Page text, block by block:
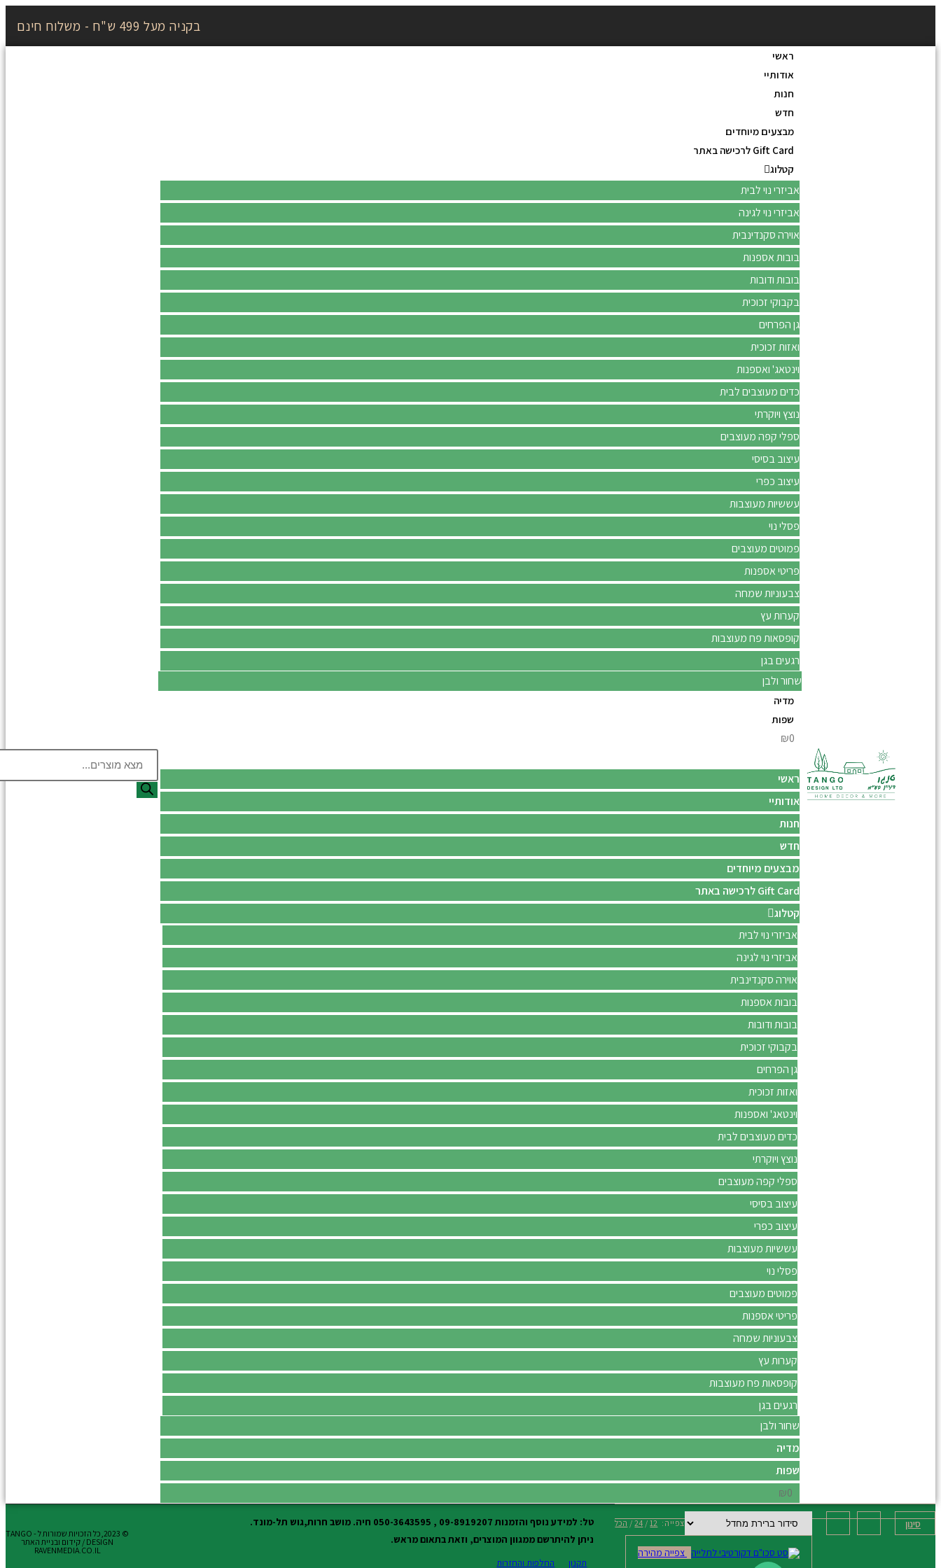
בקניה מעל 499 ש"ח - משלוח חינם
ראשי
אודותיי
חנות
חדש
מבצעים מיוחדים
Gift Card לרכישה באתר
קטלוג
אביזרי נוי לבית
אביזרי נוי לגינה
אוירה סקנדינבית
בובות אספנות
בובות ודובות
בקבוקי זכוכית
גן הפרחים
ואזות זכוכית
וינטאג' ואספנות
כדים מעוצבים לבית
נוצץ ויוקרתי
ספלי קפה מעוצבים
עיצוב בסיסי
עיצוב כפרי
עששיות מעוצבות
פסלי נוי
פמוטים מעוצבים
פריטי אספנות
צבעוניות שמחה
קערות עץ
קופסאות פח מעוצבות
רגעים בגן
שחור ולבן
מדיה
שפות
₪0
ראשי
אודותיי
חנות
חדש
מבצעים מיוחדים
Gift Card לרכישה באתר
קטלוג
אביזרי נוי לבית
אביזרי נוי לגינה
אוירה סקנדינבית
בובות אספנות
בובות ודובות
בקבוקי זכוכית
גן הפרחים
ואזות זכוכית
וינטאג' ואספנות
כדים מעוצבים לבית
נוצץ ויוקרתי
ספלי קפה מעוצבים
עיצוב בסיסי
עיצוב כפרי
עששיות מעוצבות
פסלי נוי
פמוטים מעוצבים
פריטי אספנות
צבעוניות שמחה
קערות עץ
קופסאות פח מעוצבות
רגעים בגן
שחור ולבן
מדיה
שפות
₪0
סינון צפייה: 12
24 הכל
צפייה מהירה
טל: למידע נוסף והזמנות 09-8919207 , 050-3643595 חיה. מושב חרות,גוש תל-מונד.
ניתן להיתרשם ממגוון המוצרים, וזאת בתאום מראש.
תקנון החלפות והחזרות
© 2023,כל הזכויות שמורות ל - TANGO
DESIGN / קידום ובניית האתר
RAVENMEDIA.CO.IL